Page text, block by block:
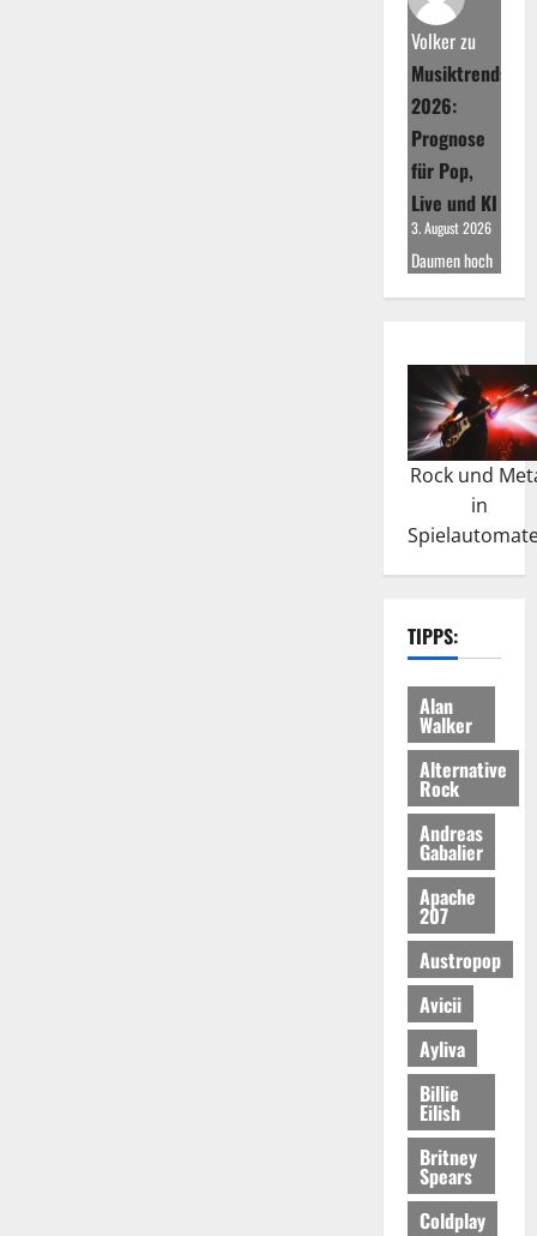
Volkerzu
Musiktrends
2026:
Prognose
für Pop,
Live und KI
3. August 2026
Daumen hoch
Rock und
in
TIPPS:
Alan
Walker
Alternative
Rock
Andreas
Gabalier
Apache
207
Austropop
Avicii
Ayliva
Billie
Eilish
Britney
Spears
Coldplay